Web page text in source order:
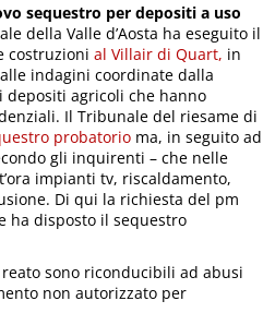
sequestro per depositi a uso
della Valle d’Aosta ha eseguito il
costruzionial Villair di Quart, in
indagini coordinate dalla
agricoli che hanno
Il Tribunale del riesame di
probatorio ma, in seguito ad
gli inquirenti – che nelle
impianti tv, riscaldamento,
Di qui la richiesta del pm
ha disposto il sequestro
sono riconducibili ad abusi
non autorizzato per